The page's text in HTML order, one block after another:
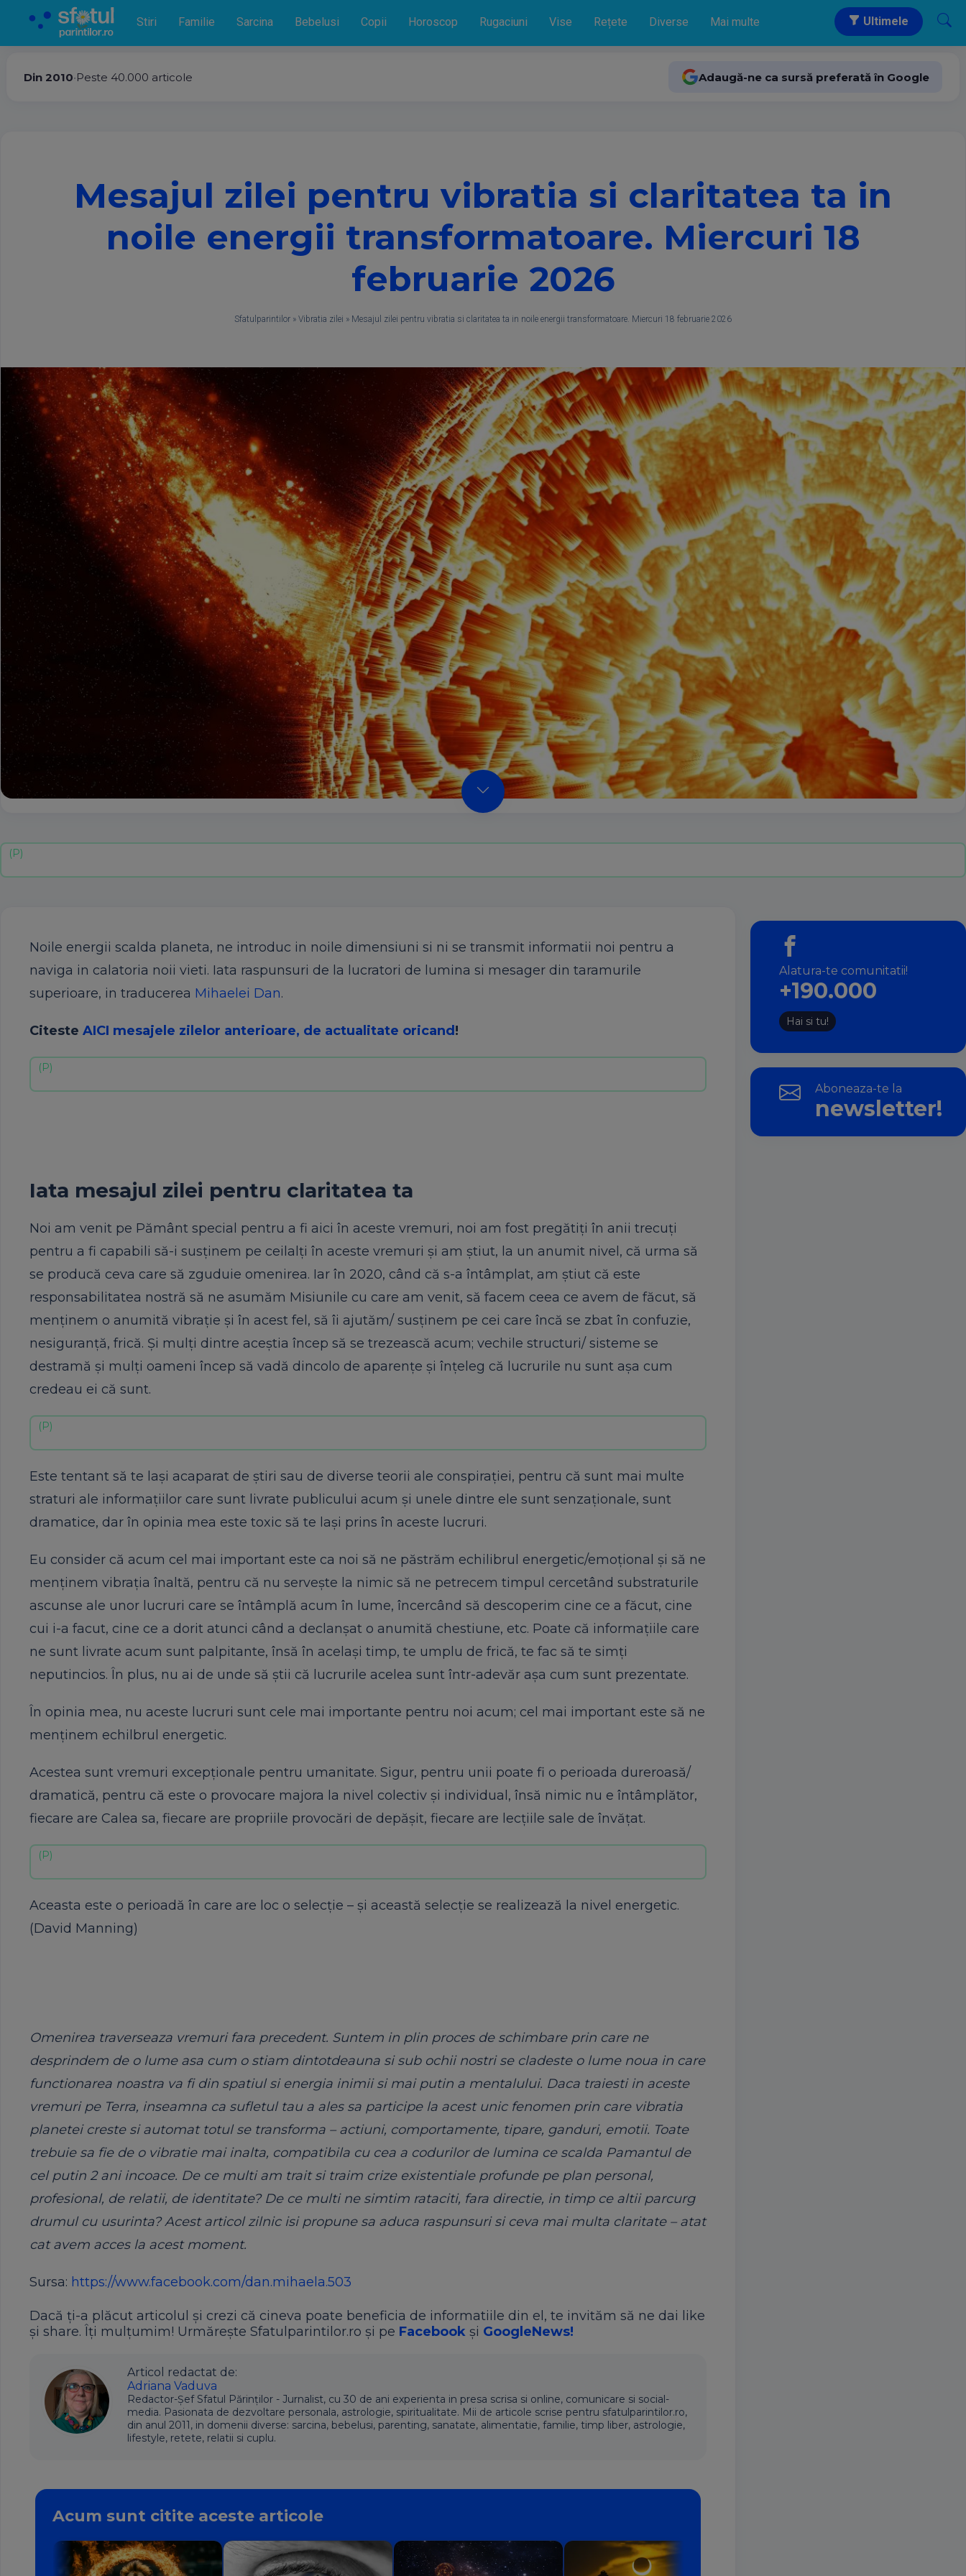
Stiri Familie Sarcina Bebelusi Copii Horoscop Rugaciuni Vise Rețete Diverse Mai multe Ultimele
Din 2010•Peste 40.000 articole Adaugă-ne ca sursă preferată în Google
Mesajul zilei pentru vibratia si claritatea ta in
noile energii transformatoare. Miercuri 18
februarie 2026
Sfatulparintilor » Vibratia zilei » Mesajul zilei pentru vibratia si claritatea ta in noile energii transformatoare. Miercuri 18 februarie 2026
Noile energii scalda planeta, ne introduc in noile dimensiuni si ni se transmit informatii noi pentru a
naviga in calatoria noii vieti. Iata raspunsuri de la lucratori de lumina si mesager din taramurile
superioare, in traducerea Mihaelei Dan.
Citeste AICI mesajele zilelor anterioare, de actualitate oricand !
Iata mesajul zilei pentru claritatea ta
Noi am venit pe Pământ special pentru a fi aici în aceste vremuri, noi am fost pregătiți în anii trecuți
pentru a fi capabili să-i susținem pe ceilalți în aceste vremuri și am știut, la un anumit nivel, că urma să
se producă ceva care să zguduie omenirea. Iar în 2020, când că s-a întâmplat, am știut că este
responsabilitatea nostră să ne asumăm Misiunile cu care am venit, să facem ceea ce avem de făcut, să
menținem o anumită vibrație și în acest fel, să îi ajutăm/ susținem pe cei care încă se zbat în confuzie,
nesiguranță, frică. Și mulți dintre aceștia încep să se trezească acum; vechile structuri/ sisteme se
destramă și mulți oameni încep să vadă dincolo de aparențe și înțeleg că lucrurile nu sunt așa cum
credeau ei că sunt.
Este tentant să te lași acaparat de știri sau de diverse teorii ale conspirației, pentru că sunt mai multe
straturi ale informațiilor care sunt livrate publicului acum și unele dintre ele sunt senzaționale, sunt
dramatice, dar în opinia mea este toxic să te lași prins în aceste lucruri.
Eu consider că acum cel mai important este ca noi să ne păstrăm echilibrul energetic/emoțional și să ne
menținem vibrația înaltă, pentru că nu servește la nimic să ne petrecem timpul cercetând substraturile
ascunse ale unor lucruri care se întâmplă acum în lume, încercând să descoperim cine ce a făcut, cine
cui i-a facut, cine ce a dorit atunci când a declanșat o anumită chestiune, etc. Poate că informațiile care
ne sunt livrate acum sunt palpitante, însă în același timp, te umplu de frică, te fac să te simți
neputincios. În plus, nu ai de unde să știi că lucrurile acelea sunt într-adevăr așa cum sunt prezentate.
În opinia mea, nu aceste lucruri sunt cele mai importante pentru noi acum; cel mai important este să ne
menținem echilbrul energetic.
Acestea sunt vremuri excepționale pentru umanitate. Sigur, pentru unii poate fi o perioada dureroasă/
dramatică, pentru că este o provocare majora la nivel colectiv și individual, însă nimic nu e întâmplător,
fiecare are Calea sa, fiecare are propriile provocări de depășit, fiecare are lecțiile sale de învățat.
Aceasta este o perioadă în care are loc o selecție – și această selecție se realizează la nivel energetic.
(David Manning)
Omenirea traverseaza vremuri fara precedent. Suntem in plin proces de schimbare prin care ne
desprindem de o lume asa cum o stiam dintotdeauna si sub ochii nostri se cladeste o lume noua in care
functionarea noastra va fi din spatiul si energia inimii si mai putin a mentalului. Daca traiesti in aceste
vremuri pe Terra, inseamna ca sufletul tau a ales sa participe la acest unic fenomen prin care vibratia
planetei creste si automat totul se transforma – actiuni, comportamente, tipare, ganduri, emotii. Toate
trebuie sa fie de o vibratie mai inalta, compatibila cu cea a codurilor de lumina ce scalda Pamantul de
cel putin 2 ani incoace. De ce multi am trait si traim crize existentiale profunde pe plan personal,
profesional, de relatii, de identitate? De ce multi ne simtim rataciti, fara directie, in timp ce altii parcurg
drumul cu usurinta? Acest articol zilnic isi propune sa aduca raspunsuri si ceva mai multa claritate – atat
cat avem acces la acest moment.
Sursa: https://www.facebook.com/dan.mihaela.503
Dacă ți-a plăcut articolul și crezi că cineva poate beneficia de informatiile din el, te invităm să ne dai like
și share. Îți mulțumim! Urmărește Sfatulparintilor.ro și pe Facebook și GoogleNews!
Articol redactat de:
Adriana Vaduva
Redactor-Șef Sfatul Părinților - Jurnalist, cu 30 de ani experienta in presa scrisa si online, comunicare si social-
media. Pasionata de dezvoltare personala, astrologie, spiritualitate. Mii de articole scrise pentru sfatulparintilor.ro,
din anul 2011, in domenii diverse: sarcina, bebelusi, parenting, sanatate, alimentatie, familie, timp liber, astrologie,
lifestyle, retete, relatii si cuplu.
Acum sunt citite aceste articole
Alatura-te comunitatii!
+190.000
Hai si tu!
Aboneaza-te la
newsletter!